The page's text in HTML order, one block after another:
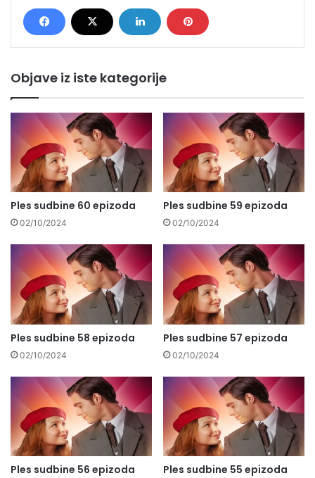
Objave iz iste kategorije
Ples sudbine 60 epizoda
02/10/2024
Ples sudbine 59 epizoda
02/10/2024
Ples sudbine 58 epizoda
02/10/2024
Ples sudbine 57 epizoda
02/10/2024
Ples sudbine 56 epizoda Ples sudbine 55 epizoda